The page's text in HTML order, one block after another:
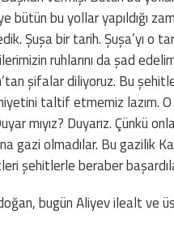
bütün bu yollar yapıldığı
Şuşa bir tarih. Şuşa’yı o
ruhlarını da şad
şifalar diliyoruz. Bu
taltif etmemiz lazım.
mıyız? Duyarız. Çünkü
gazi olmadılar. Bu gazilik
şehitlerle beraber
bugün Aliyev ilealt ve